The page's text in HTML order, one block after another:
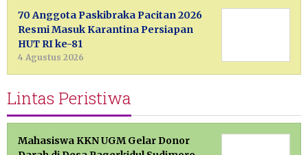
70 Anggota Paskibraka Pacitan 2026
Resmi Masuk Karantina Persiapan
HUT RI ke-81
4 Agustus 2026
Lintas Peristiwa
Mahasiswa KKN UGM Gelar Donor